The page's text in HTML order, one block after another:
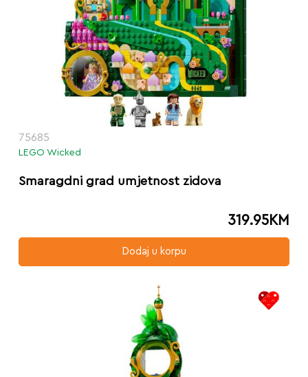
75685
LEGO Wicked
Smaragdni grad umjetnost zidova
319.95KM
Dodaj u korpu